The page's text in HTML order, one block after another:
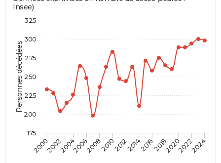
Personnes décédées
Insee)
2000200220042006200820102012201420162018202020222024
175
200
225
250
275
300
325